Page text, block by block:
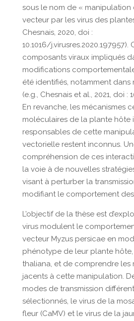
sous le nom de « manipulation
vecteur par les virus des
Chesnais, 2020, doi :
10.1016/j.virusres.2020.197957).
composants viraux impliqués
modifications
été identifiés, notamment
(e.g., Chesnais et al., 2021, doi :
En revanche, les mécanismes
moléculaires de la plante hôte
responsables de cette
vectorielle restent inconnus.
compréhension de ces
la voie à de nouvelles
visant à perturber la
modifiant le comportement
L’objectif de la thèse est
virus modulent le
vecteur Myzus persicae en
phénotype de leur plante
thaliana, et de comprendre les
jacents à cette manipulation.
modes de transmission
sélectionnés, le virus de la
fleur (CaMV) et le virus de la